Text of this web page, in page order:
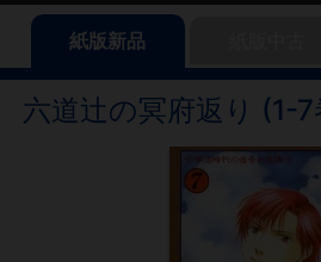
紙版新品
六道辻の冥府返り (1-7